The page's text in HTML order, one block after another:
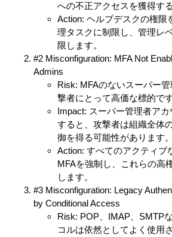
への不正アクセスを獲得す
Action: ヘルプデスクの権限
理タスクに制限し、管理レ
限します。
#2 Misconfiguration: MFA Not
Admins
Risk: MFAのないスーパー
撃者にとって高価な標的です
Impact: スーパー管理者ア
すると、攻撃者は組織全体
御を得る可能性があります。
Action: すべてのアクティブ
MFAを強制し、これらの高
します。
#3 Misconfiguration: Legacy
by Conditional Access
Risk: POP、IMAP、SMTP
コルは依然としてよく使用